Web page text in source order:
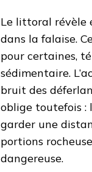
Le littoral révèle
dans la falaise.
pour certaines,
sédimentaire.
bruit des
oblige toutefois :
garder une
portions
dangereuse.